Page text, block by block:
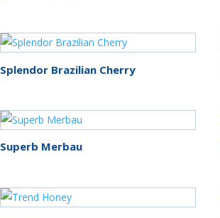
Splendor Brazilian Cherry
Superb Merbau